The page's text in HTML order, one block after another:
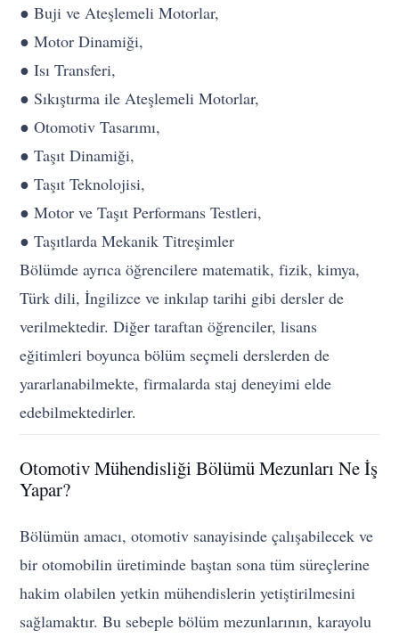
● Buji ve Ateşlemeli Motorlar,
● Motor Dinamiği,
● Isı Transferi,
● Sıkıştırma ile Ateşlemeli Motorlar,
● Otomotiv Tasarımı,
● Taşıt Dinamiği,
● Taşıt Teknolojisi,
● Motor ve Taşıt Performans Testleri,
● Taşıtlarda Mekanik Titreşimler
Bölümde ayrıca öğrencilere matematik, fizik, kimya,
Türk dili, İngilizce ve inkılap tarihi gibi dersler de
verilmektedir. Diğer taraftan öğrenciler, lisans
eğitimleri boyunca bölüm seçmeli derslerden de
yararlanabilmekte, firmalarda staj deneyimi elde
edebilmektedirler.
Otomotiv Mühendisliği Bölümü Mezunları Ne İş
Yapar?
Bölümün amacı, otomotiv sanayisinde çalışabilecek ve
bir otomobilin üretiminde baştan sona tüm süreçlerine
hakim olabilen yetkin mühendislerin yetiştirilmesini
sağlamaktır. Bu sebeple bölüm mezunlarının, karayolu